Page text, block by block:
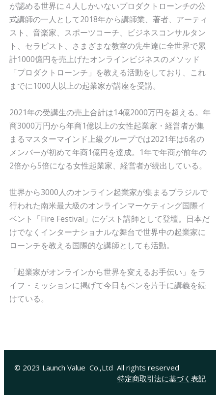
が認める世界に４人しかいないプロダクトローンチの公
式講師の一人として2018年から講師業、著者、アーティ
スト、音楽家、スポーツコーチ、ビジネスコンサルタン
ト、セラピスト、さまざまな教室の先生達に全世界で累
計1000億円を売上げたオンラインビジネスのメソッド
「プロダクトローンチ」を教える活動をしており、これ
までに1000人以上の起業家が講座を受講。
2021年の受講生の売上合計は14億2000万円を超える。年
商3000万円から年商1億以上の女性起業家・経営者が集
まるマスターマインド上級グループでは2021年は6名の
メンバーが初めて年商1億円を達成。 1年で年商が前年の
2倍から5倍になる女性起業家、経営者が続出している。
世界から3000人のオンライン起業家が集まるブラジルで
行われた南米最大級のオンラインマーケティング国際イ
ベント「Fire Festival」にゲスト講師として登壇。日本だ
けでなくインターナショナルな舞台で世界中の起業家に
ローンチを教える国際的な講師としても活動。
「起業家がオンラインから世界を変えるお手伝い」をラ
イフ・ミッションに掲げて今日もペンを片手に講義を続
けている。
© 2023 Launch Value Co.,Ltd All rights reserved
特定商取引法に基づく表記